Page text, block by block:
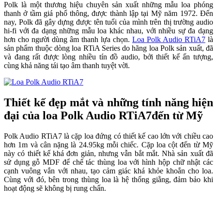
Polk là một thương hiệu chuyên sản xuất những mẫu loa phóng
thanh ở tầm giá phổ thông, được thành lập tại Mỹ năm 1972. Đến
nay, Polk đã gây dựng được tên tuổi của mình trên thị trường audio
hi-fi với đa dạng những mẫu loa khác nhau, với nhiều sự đa dạng
hơn cho người dùng âm thanh lựa chọn. Loa Polk Audio RTiA7 là
sản phẩm thuộc dòng loa RTiA Series do hãng loa Polk sản xuất, đã
và đang rất được lòng nhiều tín đồ audio, bởi thiết kế ấn tượng,
cùng khả năng tái tạo âm thanh tuyệt vời.
Thiết kế đẹp mắt và những tính năng hiện
đại của loa Polk Audio RTiA7đến từ Mỹ
Polk Audio RTiA7 là cặp loa đứng có thiết kế cao lớn với chiều cao
hơn 1m và cân nặng là 24.95kg mỗi chiếc. Cặp loa cột đến từ Mỹ
này có thiết kế khá đơn giản, nhưng vẫn bắt mắt. Nhà sản xuất đã
sử dụng gỗ MDF để chế tác thùng loa với hình hộp chữ nhật các
cạnh vuông vắn với nhau, tạo cảm giác khá khỏe khoắn cho loa.
Cùng với đó, bên trong thùng loa là hệ thống giằng, đảm bảo khi
hoạt động sẽ không bị rung chấn.